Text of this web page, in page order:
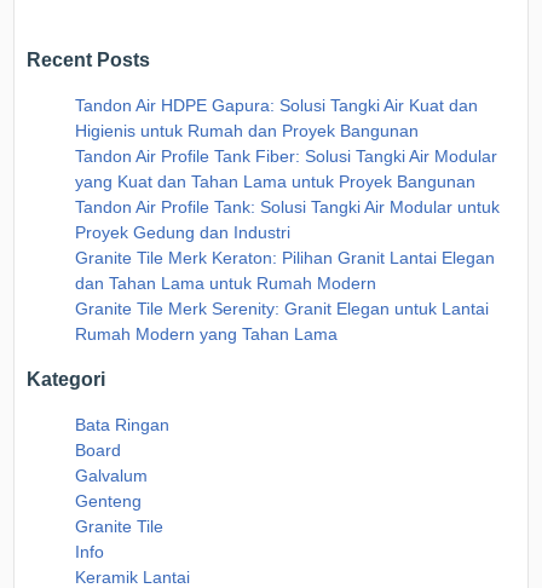
Recent Posts
Tandon Air HDPE Gapura: Solusi Tangki Air Kuat dan
Higienis untuk Rumah dan Proyek Bangunan
Tandon Air Profile Tank Fiber: Solusi Tangki Air Modular
yang Kuat dan Tahan Lama untuk Proyek Bangunan
Tandon Air Profile Tank: Solusi Tangki Air Modular untuk
Proyek Gedung dan Industri
Granite Tile Merk Keraton: Pilihan Granit Lantai Elegan
dan Tahan Lama untuk Rumah Modern
Granite Tile Merk Serenity: Granit Elegan untuk Lantai
Rumah Modern yang Tahan Lama
Kategori
Bata Ringan
Board
Galvalum
Genteng
Granite Tile
Info
Keramik Lantai